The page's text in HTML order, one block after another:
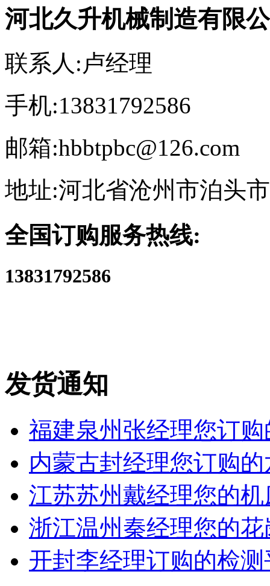
河北久升机械制造有限
联系人:卢经理
手机:13831792586
邮箱:hbbtpbc@126.com
地址:河北省沧州市泊头
全国订购服务热线:
13831792586
发货通知
福建泉州张经理您订
内蒙古封经理您订购
江苏苏州戴经理您的
浙江温州秦经理您的
开封李经理订购的检